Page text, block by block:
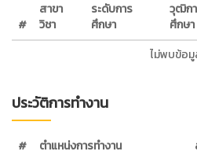
#
สาขา
วิชา
ระดับการ
ศึกษา
วุฒิก
ศึกษา
ไม่พบข้อ
ประวัติการทำงาน
# ตำแหน่งการทำงาน